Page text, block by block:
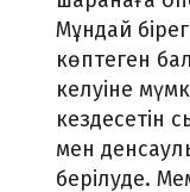
Мұндай
көптеген
келуіне
кездесетін
мен
берілуде.